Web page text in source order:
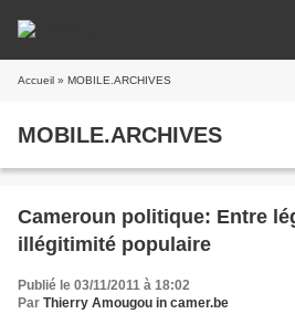
Accueil » MOBILE.ARCHIVES
MOBILE.ARCHIVES
Cameroun politique: Entre
illégitimité populaire
Publié le 03/11/2011 à 18:02
Par Thierry Amougou in camer.be